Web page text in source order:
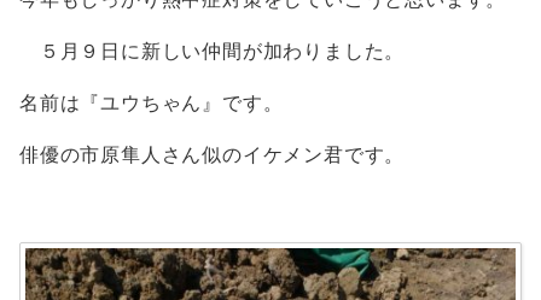
５月９日に新しい仲間が加わりました。
名前は『ユウちゃん』です。
俳優の市原隼人さん似のイケメン君です。